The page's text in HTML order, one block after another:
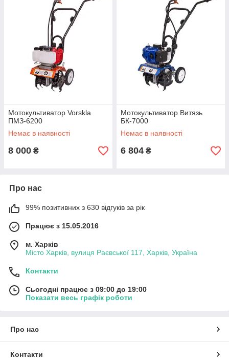
Мотокультиватор Vorskla
ПМЗ-6200
Немає в наявності
8 000 ₴
Мотокультиватор Витязь
БК-7000
Немає в наявності
6 804 ₴
Про нас
99% позитивних з 630 відгуків за рік
Працює з 15.05.2016
м. Харків
Місто Харків, вулиця Раєвської 117, Харків, Україна
Контакти
Сьогодні працює з 09:00 до 19:00
Показати весь графік роботи
Про нас
Контакти